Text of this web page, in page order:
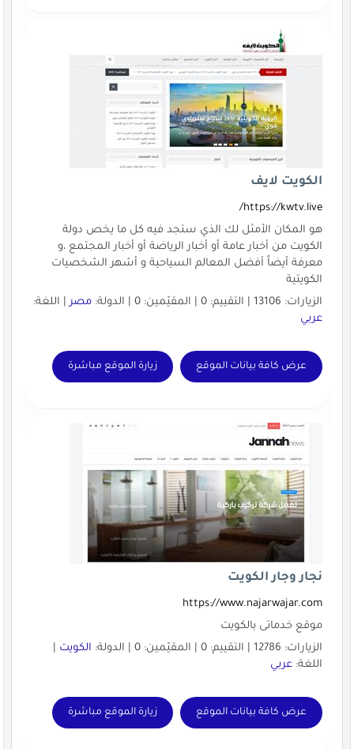
الكويت لايف
https://kwtv.live/
هو المكان الأمثل لك الذي ستجد فيه كل ما يخص دولة
الكويت من أخبار عامة أو أخبار الرياضة أو أخبار المجتمع ،و
معرفة أيضاً أفضل المعالم السياحية و أشهر الشخصيات
الكويتية
الزيارات: 13106 | التقييم: 0 | المقيّمين: 0 | الدولة:
مصر| اللغة:
عربي
عرض كافة بيانات الموقع زيارة الموقع مباشرة
نجار وجار الكويت
https://www.najarwajar.com
موقع خدماتى بالكويت
الزيارات: 12786 | التقييم: 0 | المقيّمين: 0 | الدولة:
الكويت|
اللغة: عربي
عرض كافة بيانات الموقع زيارة الموقع مباشرة